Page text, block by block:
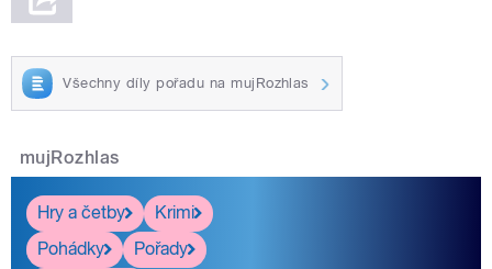
Všechny díly pořadu na mujRozhlas
mujRozhlas
Hry a četby
Krimi
Pohádky
Pořady